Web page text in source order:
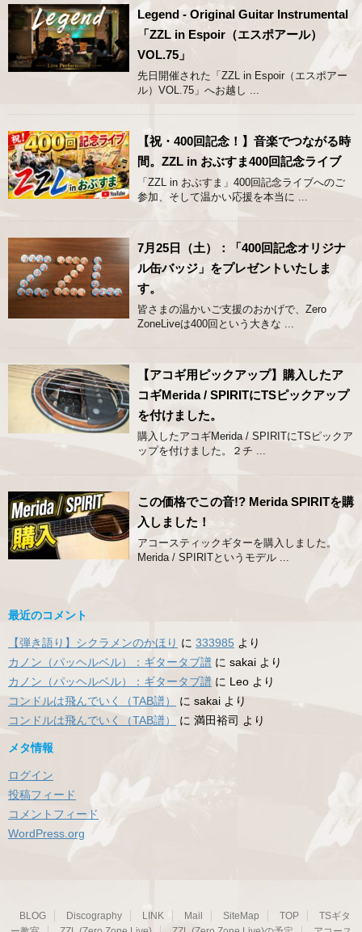
Legend - Original Guitar Instrumental
「ZZL in Espoir（エスポアール）
VOL.75」
先日開催された「ZZL in Espoir（エスポアー
ル）VOL.75」へお越し ...
【祝・400回記念！】音楽でつながる時
間。ZZL in おぶすま400回記念ライブ
「ZZL in おぶすま」400回記念ライブへのご
参加、そして温かい応援を本当に ...
7月25日（土）：「400回記念オリジナ
ル缶バッジ」をプレゼントいたしま
す。
皆さまの温かいご支援のおかげで、Zero
ZoneLiveは400回という大きな ...
【アコギ用ピックアップ】購入したア
コギMerida / SPIRITにTSピックアップ
を付けました。
購入したアコギMerida / SPIRITにTSピックア
ップを付けました。２チ ...
この価格でこの音!? Merida SPIRITを購
入しました！
アコースティックギターを購入しました。
Merida / SPIRITというモデル ...
最近のコメント
【弾き語り】シクラメンのかほり に 333985 より
カノン（パッヘルベル）：ギタータブ譜 に sakai より
カノン（パッヘルベル）：ギタータブ譜 に Leo より
コンドルは飛んでいく（TAB譜）
に sakai より
コンドルは飛んでいく（TAB譜）
に 満田裕司 より
メタ情報
ログイン
投稿フィード
コメントフィード
WordPress.org
BLOG Discography LINK Mail SiteMap TOP
TSギタ